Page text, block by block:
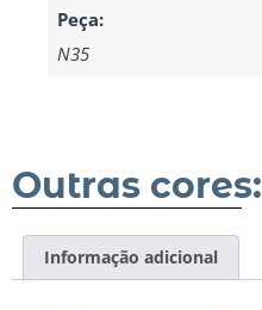
Peça:
N35
Outras cores:
Informação adicional